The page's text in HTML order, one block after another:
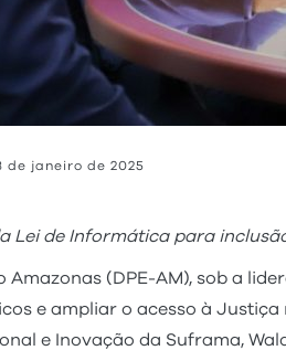
de janeiro de 2025
Lei de Informática para
Amazonas (DPE-AM), sob a
e ampliar o acesso à
e Inovação da Suframa,